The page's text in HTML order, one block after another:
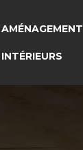
INTÉRIEURS